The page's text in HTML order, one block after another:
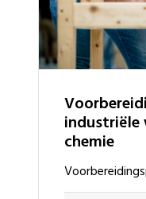
voorbereidingsprogramma
industriële
chemie